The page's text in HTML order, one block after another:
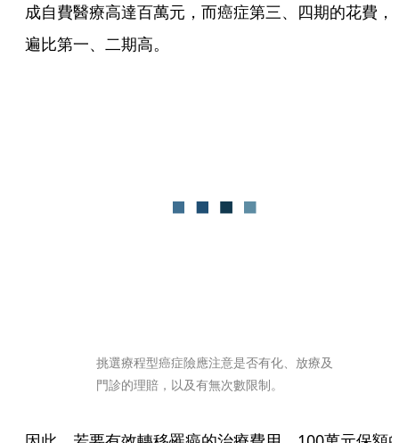
成自費醫療高達百萬元，而癌症第三、四期的花費，
遍比第一、二期高。
挑選療程型癌症險應注意是否有化、放療及
門診的理賠，以及有無次數限制。